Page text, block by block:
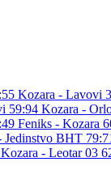
Kozara - Lavovi
59:94 Kozara -
Feniks - Kozara
Jedinstvo BHT
Kozara - Leotar 03